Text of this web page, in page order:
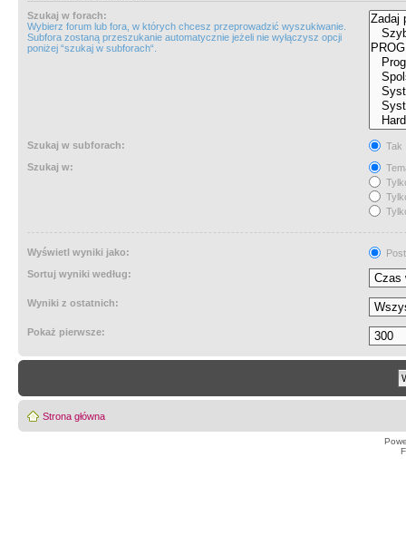
Szukaj w forach:
Wybierz forum lub fora, w których chcesz przeprowadzić wyszukiwanie.
Subfora zostaną przeszukanie automatycznie jeżeli nie wyłączysz opcji
poniżej “szukaj w subforach“.
Szukaj w subforach:
Tak
Szukaj w:
Wyświetl wyniki jako:
Sortuj wyniki według:
Wyniki z ostatnich:
Pokaż pierwsze:
Strona główna